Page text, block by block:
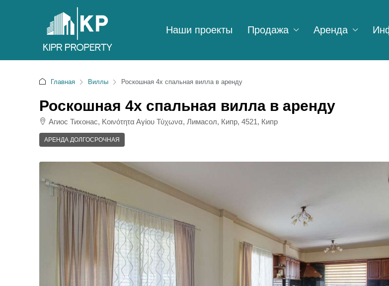
Наши проекты Продажа Аренда
Главная Виллы Роскошная 4х спальная вилла в аренду
Роскошная 4х спальная вилла в аренду
Агиос Тихонас, Κοινότητα Αγίου Τύχωνα, Лимасол, Кипр, 4521, Кипр
АРЕНДА ДОЛГОСРОЧНАЯ